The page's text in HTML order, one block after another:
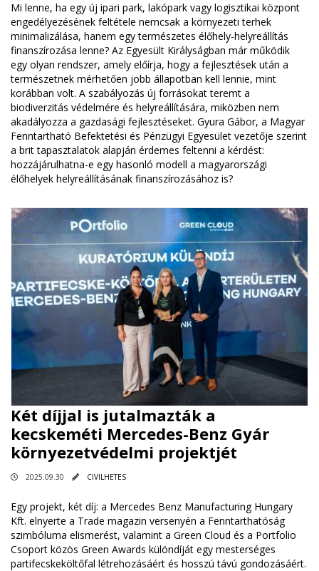
Mi lenne, ha egy új ipari park, lakópark vagy logisztikai központ
engedélyezésének feltétele nemcsak a környezeti terhek
minimalizálása, hanem egy természetes élőhely-helyreállítás
finanszírozása lenne? Az Egyesült Királyságban már működik
egy olyan rendszer, amely előírja, hogy a fejlesztések után a
természetnek mérhetően jobb állapotban kell lennie, mint
korábban volt. A szabályozás új forrásokat teremt a
biodiverzitás védelmére és helyreállítására, miközben nem
akadályozza a gazdasági fejlesztéseket. Gyura Gábor, a Magyar
Fenntartható Befektetési és Pénzügyi Egyesület vezetője szerint
a brit tapasztalatok alapján érdemes feltenni a kérdést:
hozzájárulhatna-e egy hasonló modell a magyarországi
élőhelyek helyreállításának finanszírozásához is?
Két díjjal is jutalmazták a
kecskeméti Mercedes-Benz Gyár
környezetvédelmi projektjét
2025.09.30 CIVILHETES
Egy projekt, két díj: a Mercedes Benz Manufacturing Hungary
Kft. elnyerte a Trade magazin versenyén a Fenntarthatóság
szimbóluma elismerést, valamint a Green Cloud és a Portfolio
Csoport közös Green Awards különdíját egy mesterséges
partifecskeköltőfal létrehozásáért és hosszú távú gondozásáért.